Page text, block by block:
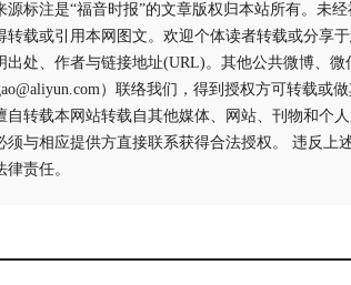
源标注是“福音时报”的文章版权归本站所有。未
转载或引用本网图文。欢迎个体读者转载或分享
出处、作者与链接地址(URL)。其他公共微博、
）联络我们，得到授权方可转载
自转载本网站转载自其他媒体、网站、刊物和个
须与相应提供方直接联系获得合法授权。 违反上
责任。